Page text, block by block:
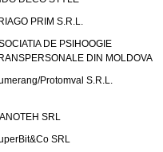
PRIM S.R.L.
DE PSIHOOGIE
DIN MOLDOVA
Protomval S.R.L.
SRL
SRL